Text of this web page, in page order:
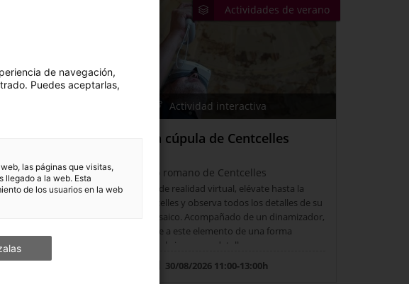
te
de
Actividades de verano
Actividad interactiva
Elévate a la cúpula de Centcelles
Conjunto romano de Centcelles
Con unas gafas de realidad virtual, elévate hasta la
cúpula de Centcelles y observa todos los detalles de su
excepcional mosaico. Acompañado de un dinamizador,
podrás acercarte a este elemento de una forma
diferente y descubrir nuevos detalles.
30/08/2026 11:00-13:00h
de navegación,
Puedes aceptarlas,
las páginas que visitas,
llegado a la web. Esta
de los usuarios en la web